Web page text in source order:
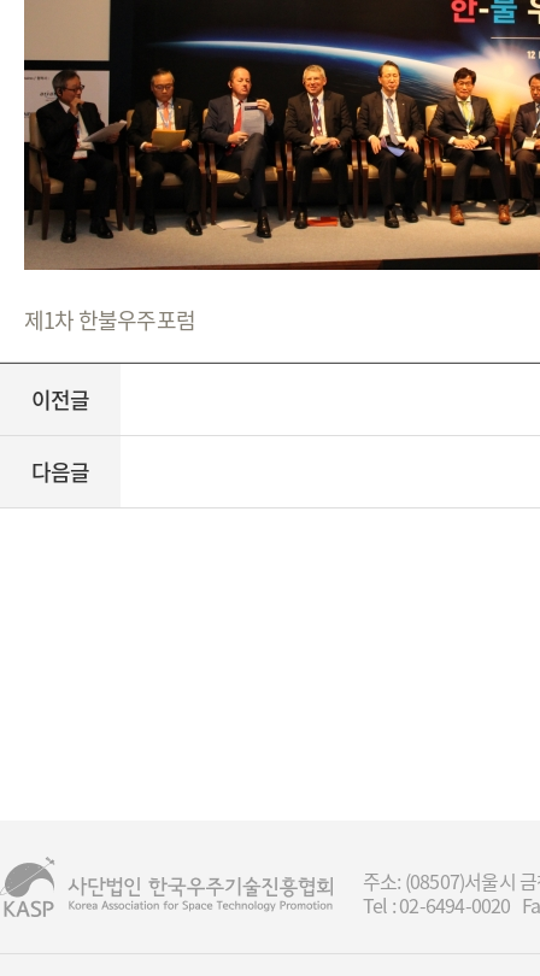
제1차 한불우주포럼
이전글
다음글
주소: (08507)서울시
Tel : 02-6494-0020